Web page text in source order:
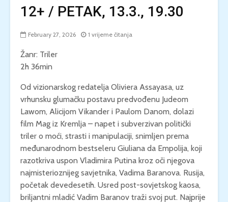
12+ / PETAK, 13.3., 19.30
February 27, 2026 1 vrijeme čitanja
Žanr: Triler
2h 36min
Od vizionarskog redatelja Oliviera Assayasa, uz
vrhunsku glumačku postavu predvođenu Judeom
Lawom, Alicijom Vikander i Paulom Danom, dolazi
film Mag iz Kremlja – napet i subverzivan politički
triler o moći, strasti i manipulaciji, snimljen prema
međunarodnom bestseleru Giuliana da Empolija, koji
razotkriva uspon Vladimira Putina kroz oči njegova
najmisterioznijeg savjetnika, Vadima Baranova. Rusija,
početak devedesetih. Usred post-sovjetskog kaosa,
briljantni mladić Vadim Baranov traži svoj put. Najprije